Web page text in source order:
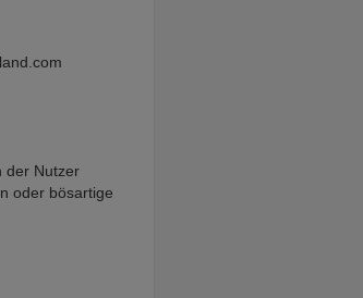
der Nutzer
oder bösartige